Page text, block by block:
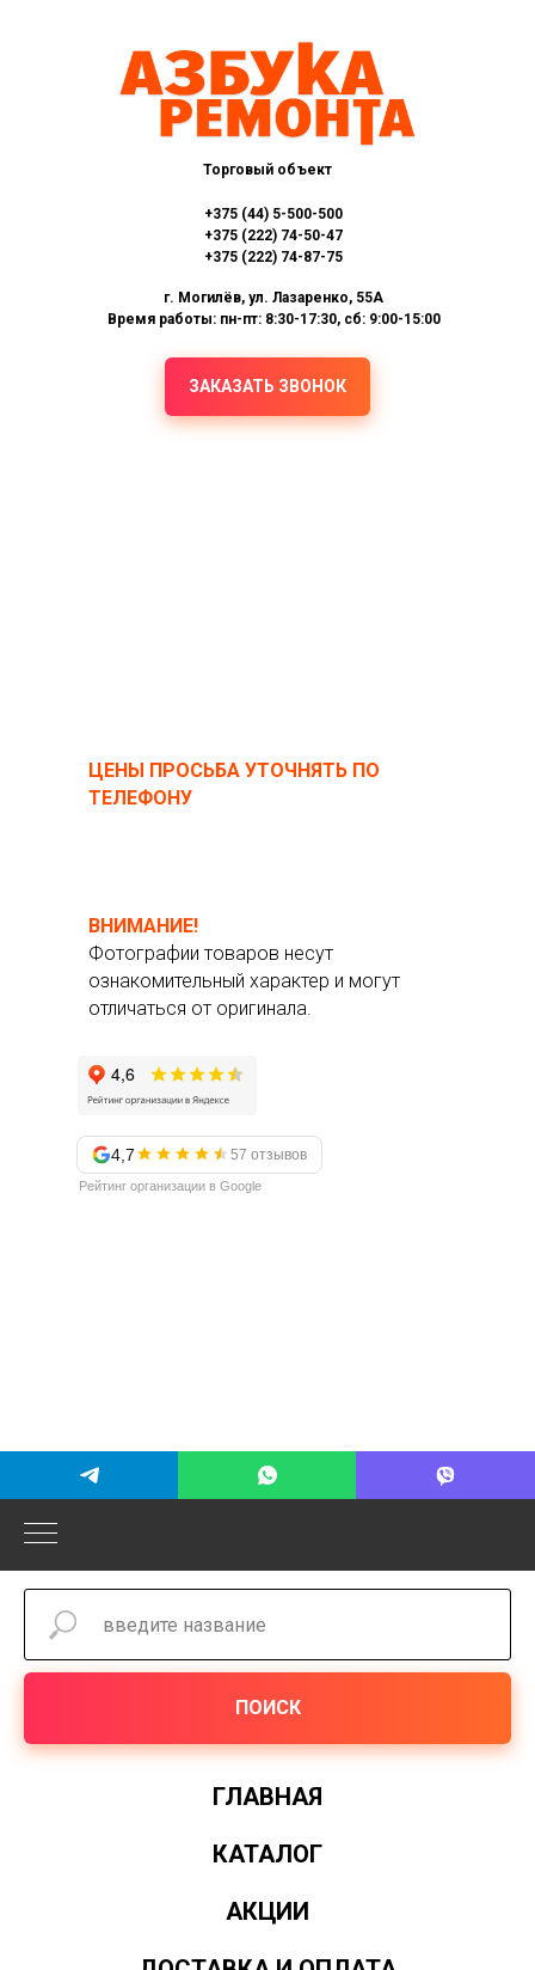
Торговый объект
+375 (44) 5-500-500
+375 (222) 74-50-47
+375 (222) 74-87-75
г. Могилёв, ул. Лазаренко, 55А
Время работы: пн-пт: 8:30-17:30, сб: 9:00-15:00
ЗАКАЗАТЬ ЗВОНОК
ЦЕНЫ ПРОСЬБА УТОЧНЯТЬ ПО
ТЕЛЕФОНУ
ВНИМАНИЕ!
Фотографии товаров несут
ознакомительный характер и могут
отличаться от оригинала.
4,7 57 отзывов
Рейтинг организации в Google
ПОИСК
ГЛАВНАЯ
КАТАЛОГ
АКЦИИ